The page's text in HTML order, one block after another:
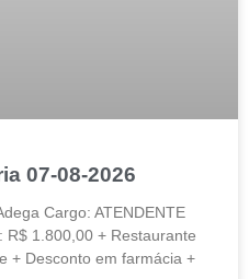
07-08-2026
Cargo: ATENDENTE
R$ 1.800,00 + Restaurante
+ Desconto em farmácia +